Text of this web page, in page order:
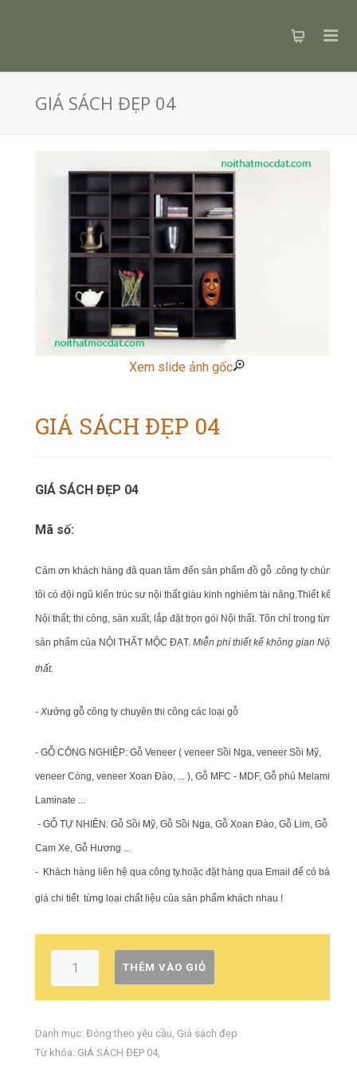
GIÁ SÁCH ĐẸP 04
Xem slide ảnh gốc
GIÁ SÁCH ĐẸP 04
GIÁ SÁCH ĐẸP 04
Mã số:
Cảm ơn khách hàng đã quan tâm đến sản phẩm đồ gỗ .công ty chúng
tôi có đội ngũ kiến trúc sư nội thất giàu kinh nghiêm tài năng.Thiết kế
Nội thất; thi công, sản xuất, lắp đặt trọn gói Nội thất. Tôn chỉ trong từng
sản phẩm của NỘI THẤT MỘC ĐẠT. Miễn phí thiết kế không gian Nội
thất.
- Xưởng gỗ công ty chuyên thi công các loại gỗ
- GỖ CÔNG NGHIỆP: Gỗ Veneer ( veneer Sồi Nga, veneer Sồi Mỹ,
veneer Còng, veneer Xoan Đào, ... ), Gỗ MFC - MDF, Gỗ phủ Melamin,
Laminate ...
- GỖ TỰ NHIÊN: Gỗ Sồi Mỹ, Gỗ Sồi Nga, Gỗ Xoan Đào, Gỗ Lim, Gỗ
Cam Xe, Gỗ Hương ...
- Khách hàng liên hệ qua công ty.hoặc đặt hàng qua Email để có báo
giá chi tiết từng loại chất liệu của sản phẩm khách nhau !
THÊM VÀO GIỎ
Danh mục: Đóng theo yêu cầu, Giá sách đẹp
Từ khóa: GIÁ SÁCH ĐẸP 04,